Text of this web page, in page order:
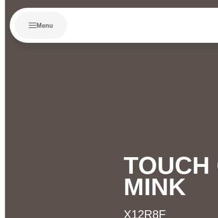
Menu
TOUCH
MINK
X12R8F